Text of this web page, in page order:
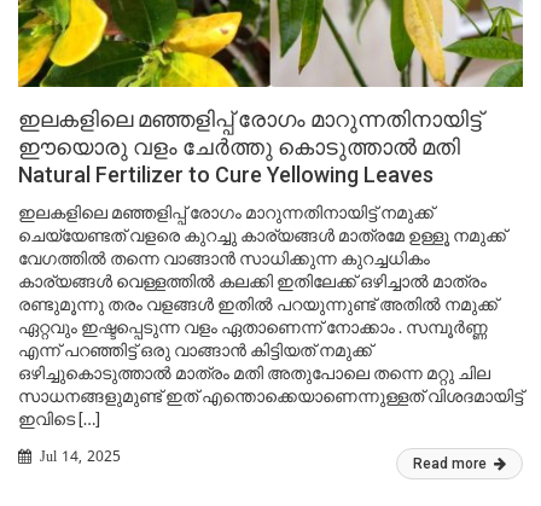
ഇലകളിലെ മഞ്ഞളിപ്പ് രോഗം മാറുന്നതിനായിട്ട്
ഈയൊരു വളം ചേർത്തു കൊടുത്താൽ മതി
Natural Fertilizer to Cure Yellowing Leaves
ഇലകളിലെ മഞ്ഞളിപ്പ് രോഗം മാറുന്നതിനായിട്ട് നമുക്ക്
ചെയ്യേണ്ടത് വളരെ കുറച്ചു കാര്യങ്ങൾ മാത്രമേ ഉള്ളൂ നമുക്ക്
വേഗത്തിൽ തന്നെ വാങ്ങാൻ സാധിക്കുന്ന കുറച്ചധികം
കാര്യങ്ങൾ വെള്ളത്തിൽ കലക്കി ഇതിലേക്ക് ഒഴിച്ചാൽ മാത്രം
രണ്ടുമൂന്നു തരം വളങ്ങൾ ഇതിൽ പറയുന്നുണ്ട് അതിൽ നമുക്ക്
ഏറ്റവും ഇഷ്ടപ്പെടുന്ന വളം ഏതാണെന്ന് നോക്കാം . സമ്പൂർണ്ണ
എന്ന് പറഞ്ഞിട്ട് ഒരു വാങ്ങാൻ കിട്ടിയത് നമുക്ക്
ഒഴിച്ചുകൊടുത്താൽ മാത്രം മതി അതുപോലെ തന്നെ മറ്റു ചില
സാധനങ്ങളുമുണ്ട് ഇത് എന്തൊക്കെയാണെന്നുള്ളത് വിശദമായിട്ട്
ഇവിടെ […]
Jul 14, 2025 Read more